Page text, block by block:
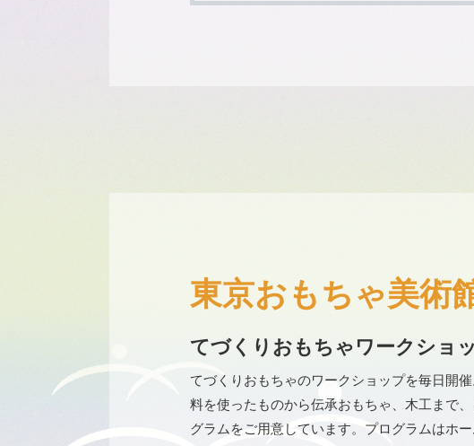
東京おもちゃ美術
てづくりおもちゃワークショ
てづくりおもちゃのワークショップを毎日開
料を使ったものから伝承おもちゃ、木工まで
グラムをご用意しています。プログラムはホー